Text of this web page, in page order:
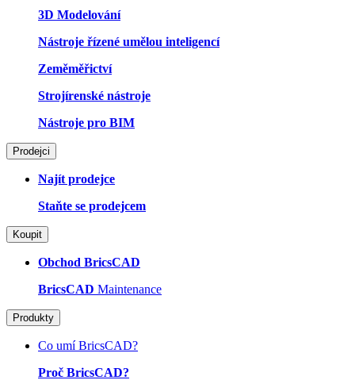
3D Modelování
Nástroje řízené umělou inteligencí
Zeměměřictví
Strojírenské nástroje
Nástroje pro BIM
Prodejci
Najít prodejce
Staňte se prodejcem
Koupit
Obchod BricsCAD
BricsCAD Maintenance
Produkty
Co umí BricsCAD?
Proč BricsCAD?